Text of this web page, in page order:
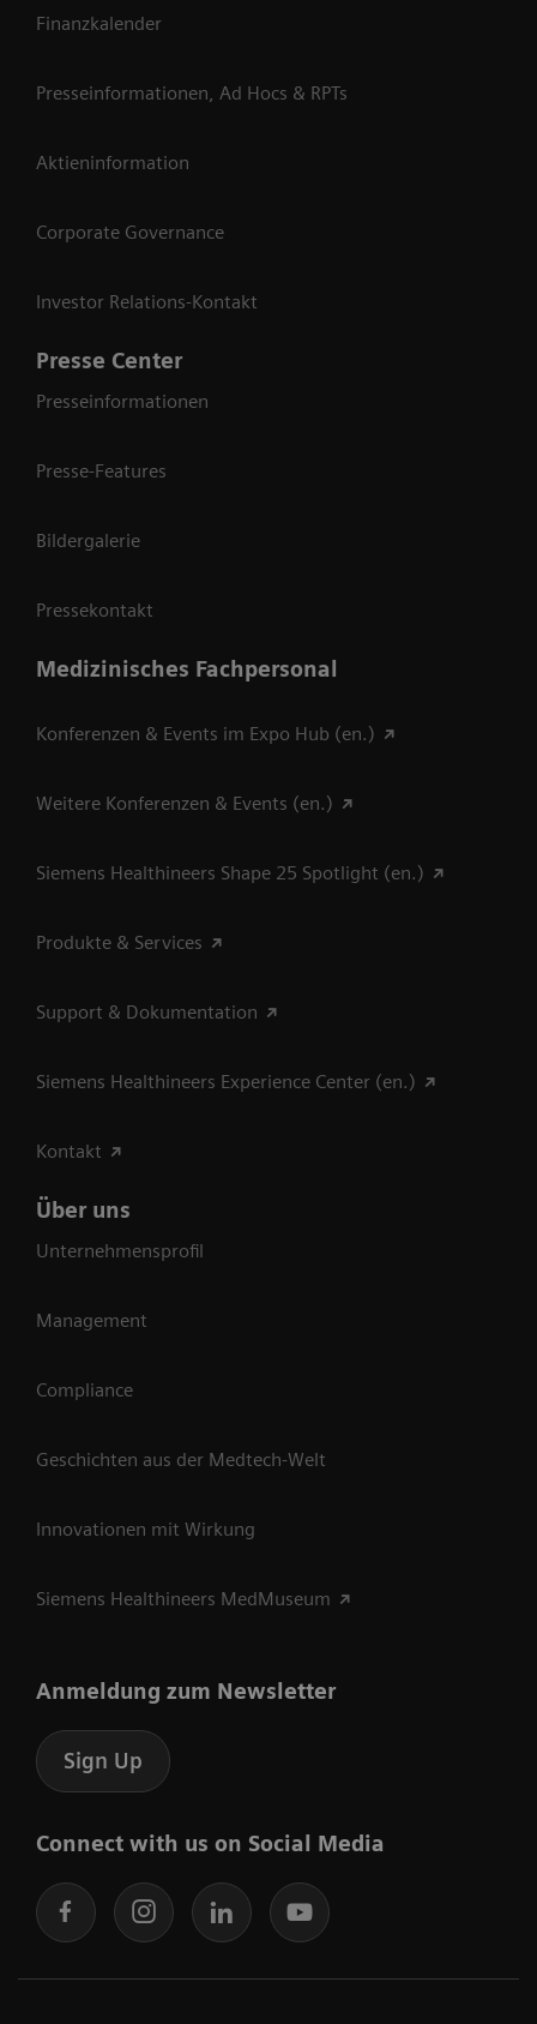
Finanzkalender
Presseinformationen, Ad Hocs & RPTs
Aktieninformation
Corporate Governance
Investor Relations-Kontakt
Presse Center
Presseinformationen
Presse-Features
Bildergalerie
Pressekontakt
Medizinisches Fachpersonal
Konferenzen & Events im Expo Hub (en.)
Weitere Konferenzen & Events (en.)
Siemens Healthineers Shape 25 Spotlight (en.)
Produkte & Services
Support & Dokumentation
Siemens Healthineers Experience Center (en.)
Kontakt
Über uns
Unternehmensprofil
Management
Compliance
Geschichten aus der Medtech-Welt
Innovationen mit Wirkung
Siemens Healthineers MedMuseum
Anmeldung zum Newsletter
Sign Up
Connect with us on Social Media